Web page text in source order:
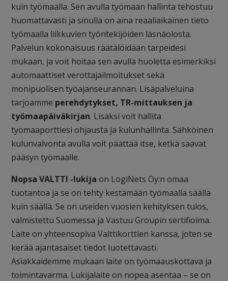
kuin työmaalla. Sen avulla työmaan hallinta tehostuu
huomattavasti ja sinulla on aina reaaliaikainen tieto
työmaalla liikkuvien työntekijöiden läsnäolosta.
Palvelun kokonaisuus räätälöidään tarpeidesi
mukaan, ja voit hoitaa sen avulla huoletta esimerkiksi
automaattiset verottajailmoitukset sekä
monipuolisen työajanseurannan. Lisäpalveluina
tarjoamme perehdytykset, TR-mittauksen ja
työmaapäiväkirjan. Lisäksi voit hallita
työmaaporttiesi ohjausta ja kulunhallinta. Sähköinen
kulunvalvonta avulla voit päättää itse, ketkä saavat
pääsyn työmaalle.
Nopsa VALTTI -lukija on LogiNets Oy:n omaa
tuotantoa ja se on tehty kestämään työmaalla säällä
kuin säällä. Se on useiden vuosien kehityksen tulos,
valmistettu Suomessa ja Vastuu Groupin sertifioima.
Laite on yhteensopiva Valttikorttien kanssa, joten se
kerää ajantasaiset tiedot luotettavasti.
Asiakkaidemme mukaan laite on työmaauskottava ja
toimintavarma. Lukijalaite on nopea asentaa – se on